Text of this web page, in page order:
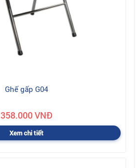
Ghế gấp G04
358.000 VNĐ
Xem chi tiết